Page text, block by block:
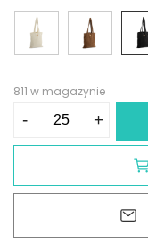
811 w magazynie
-
czarna
+